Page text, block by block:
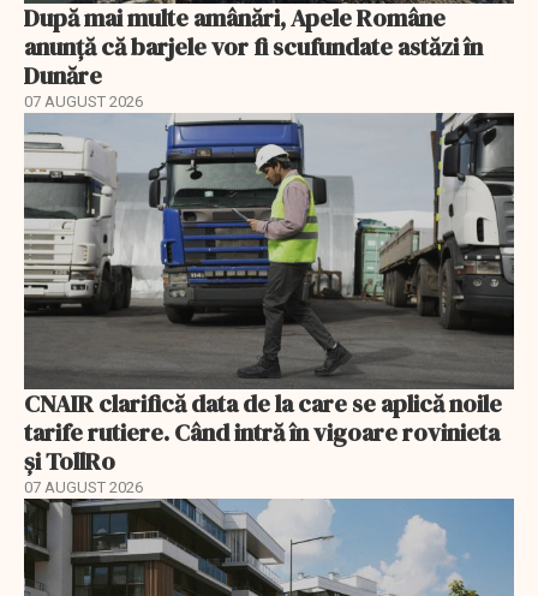
După mai multe amânări, Apele Române
anunță că barjele vor fi scufundate astăzi în
Dunăre
07 AUGUST 2026
CNAIR clarifică data de la care se aplică noile
tarife rutiere. Când intră în vigoare rovinieta
și TollRo
07 AUGUST 2026